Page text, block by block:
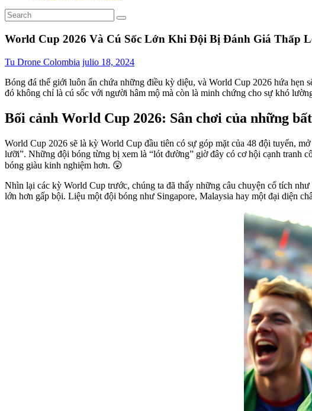
World Cup 2026 Và Cú Sốc Lớn Khi Đội Bị Đánh Giá Thấp
Tu Drone Colombia julio 18, 2024
Bóng đá thế giới luôn ẩn chứa những điều kỳ diệu, và World Cup 2026 hứa hẹn
đó không chỉ là cú sốc với người hâm mộ mà còn là minh chứng cho sự khó
Bối cảnh World Cup 2026: Sân chơi của những
World Cup 2026 sẽ là kỳ World Cup đầu tiên có sự góp mặt của 48 đội tuyển,
lưỡi”. Những đội bóng từng bị xem là “lót đường” giờ đây có cơ hội cạnh tranh
bóng giàu kinh nghiệm hơn. 😲
Nhìn lại các kỳ World Cup trước, chúng ta đã thấy những câu chuyện cổ tích
lớn hơn gấp bội. Liệu một đội bóng như Singapore, Malaysia hay một đại diện